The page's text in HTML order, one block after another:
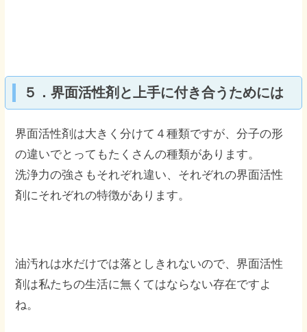
５．界面活性剤と上手に付き合うためには
界面活性剤は大きく分けて４種類ですが、分子の形
の違いでとってもたくさんの種類があります。
洗浄力の強さもそれぞれ違い、それぞれの界面活性
剤にそれぞれの特徴があります。
油汚れは水だけでは落としきれないので、界面活性
剤は私たちの生活に無くてはならない存在ですよ
ね。